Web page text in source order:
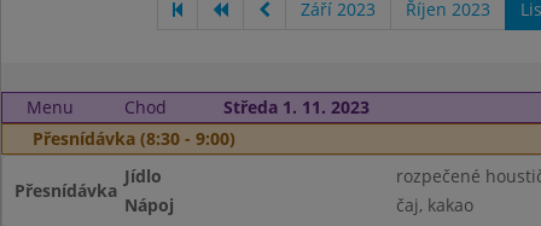
Září 2023 Říjen 2023
Menu Chod
Středa 1. 11. 2023
Přesnídávka (8:30 - 9:00)
Přesnídávka
Jídlo
rozpečené
Nápoj
čaj, kakao